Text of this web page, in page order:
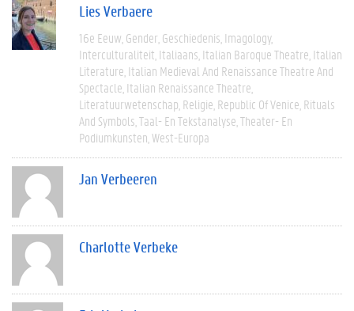
Lies Verbaere
16e Eeuw Gender Geschiedenis Imagology
Interculturaliteit Italiaans Italian Baroque Theatre Italian
Literature Italian Medieval And Renaissance Theatre And
Spectacle Italian Renaissance Theatre
Literatuurwetenschap Religie Republic Of Venice Rituals
And Symbols Taal- En Tekstanalyse Theater- En
Podiumkunsten West-Europa
Jan Verbeeren
Charlotte Verbeke